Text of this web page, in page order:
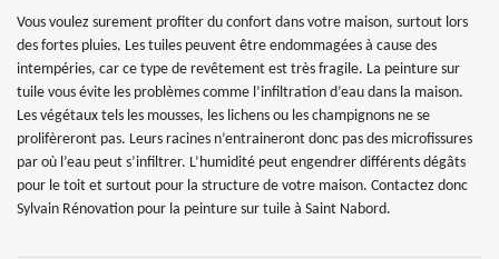
Vous voulez surement profiter du confort dans votre maison, surtout lors
des fortes pluies. Les tuiles peuvent être endommagées à cause des
intempéries, car ce type de revêtement est très fragile. La peinture sur
tuile vous évite les problèmes comme l’infiltration d’eau dans la maison.
Les végétaux tels les mousses, les lichens ou les champignons ne se
prolifèreront pas. Leurs racines n’entraineront donc pas des microfissures
par où l’eau peut s’infiltrer. L’humidité peut engendrer différents dégâts
pour le toit et surtout pour la structure de votre maison. Contactez donc
Sylvain Rénovation pour la peinture sur tuile à Saint Nabord.